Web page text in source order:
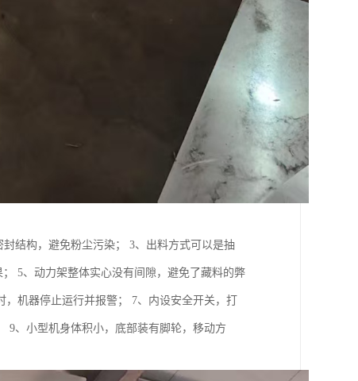
结构，避免粉尘污染； 3、出料方式可以是抽
5、动力架整体实心没有间隙，避免了藏料的弊
机器停止运行并报警； 7、内设安全开关，打
9、小型机身体积小，底部装有脚轮，移动方